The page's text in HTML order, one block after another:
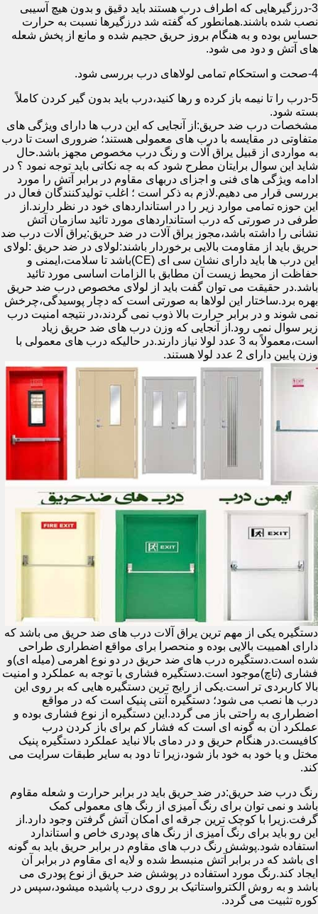
3-درزگیرهایی که اطراف درب هستند باید دقیق و بدون هیچ آسیبی
نصب شده باشند.همانطور که گفته شد درزگیرها نسبت به حرارت
حساس بوده و به هنگام بروز حریق حجیم شده و مانع از پخش شعله
های آتش و دود می شود.
4-صحت و استحکام تمامی لولاهای درب بررسی شود.
5-درب را تا نیمه باز کرده و رها کنید،درب باید بدون گیر کردن کاملاً
بسته شود.
مشخصات درب ضد حریق:از آنجایی که این درب ها دارای ویژگی های
متفاوتی در مقایسه با درب های معمولی هستند؛ ضروری است تا درب
به مواردی از قبیل یراق آلات و رنگ درب مخصوص مجهز باشد.حال
شاید این سوال برایتان مطرح شود که به چه نکاتی باید توجه نمود ؟ در
ادامه ویژگی های فنی و اجزای دربهای مقاوم در برابر آتش را مورد
بررسی قرار می دهیم.لازم به ذکر است ؛ اغلب تولیدکنندگان فعال در
این حوزه تمامی موارد زیر را در استانداردهای خود در نظر دارند.از
طرفی در صورتی که درب استانداردهای مورد تائید سازمان آتش
نشانی را داشته باشد،مجوز یراق آلات در ضد حریق:یراق آلات درب ضد
حریق باید از مقاومت بالایی برخوردار باشند:لولای در ضد حریق :لولای
این درب ها باید دارای نشان سی ای (CE)باشد تا سلامت،ایمنی و
حفاظت از محیط زیست آن مطابق با الزامات اساسی مورد تائید
باشد.در حقیقت می توان گفت باید از لولای مخصوص درب ضد حریق
بهره برد.ساختار این لولاها به صورتی است که دچار پوسیدگی،چرخش
نمی شوند و در برابر حرارت بالا ذوب نمی گردند،در نتیجه امنیت درب
زیر سوال نمی رود.از آنجایی که وزن درب های ضد حریق زیاد
است،معمولاً به 3 عدد لولا نیاز دارند.در حالیکه درب های معمولی با
وزن پایین دارای 2 عدد لولا هستند.
دستگیره یکی از مهم ترین یراق آلات درب های ضد حریق می باشد که
دارای اهمییت بالایی بوده و منحصرا برای مواقع اضطراری طراحی
شده است.دستگیره درب های ضد حریق در دو نوع اهرمی (میله ای)و
فشاری (تاچ)موجود است.دستگیره فشاری با توجه به عملکرد و امنیت
بالا کاربردی تر است.یکی از رایج ترین دستگیره هایی که بر روی این
درب ها نصب می شود؛ دستگیره آنتی پنیک است که در مواقع
اضطراری به راحتی باز می گردد.این دستگیره از نوع فشاری بوده و
عملکرد آن به گونه ای است که فشار کم برای باز کردن درب
کافیست.در هنگام حریق و در دمای بالا نباید عملکرد دستگیره پنیک
مختل و یا خود به خود باز شود،زیرا تا دود به سایر طبقات سرایت می
کند.
رنگ درب ضد حریق:در ضد حریق باید در برابر حرارت و شعله مقاوم
باشد و نمی توان برای رنگ آمیزی از رنگ های معمولی کمک
گرفت.زیرا با کوچک ترین جرقه ای امکان آتش گرفتن وجود دارد.از
این رو باید برای رنگ آمیزی از رنگ های پودری خاص و استاندارد
استفاده شود.پوشش رنگ درب های مقاوم در برابر حریق باید به گونه
ای باشد که در برابر آتش منبسط شده و لایه ای مقاوم در برابر آن
ایجاد کند.رنگ مورد استفاده در پوشش ضد حریق از نوع پودری می
باشد و به روش الکترواستاتیک بر روی درب پاشیده میشود،سپس در
کوره تثبیت می گردد.